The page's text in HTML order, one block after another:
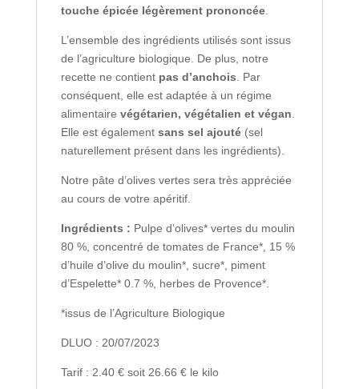
touche épicée légèrement prononcée.
L’ensemble des ingrédients utilisés sont issus
de l’agriculture biologique. De plus, notre
recette ne contientpas d’anchois. Par
conséquent, elle est adaptée à un régime
alimentaire végétarien, végétalien et végan.
Elle est également sans sel ajouté(sel
naturellement présent dans les ingrédients).
Notre pâte d’olives vertes sera très appréciée
au cours de votre apéritif.
Ingrédients : Pulpe d’olives* vertes du moulin
80 %, concentré de tomates de France*, 15 %
d’huile d’olive du moulin*, sucre*, piment
d’Espelette* 0.7 %, herbes de Provence*.
*issus de l’Agriculture Biologique
DLUO : 20/07/2023
Tarif : 2.40 € soit 26.66 € le kilo